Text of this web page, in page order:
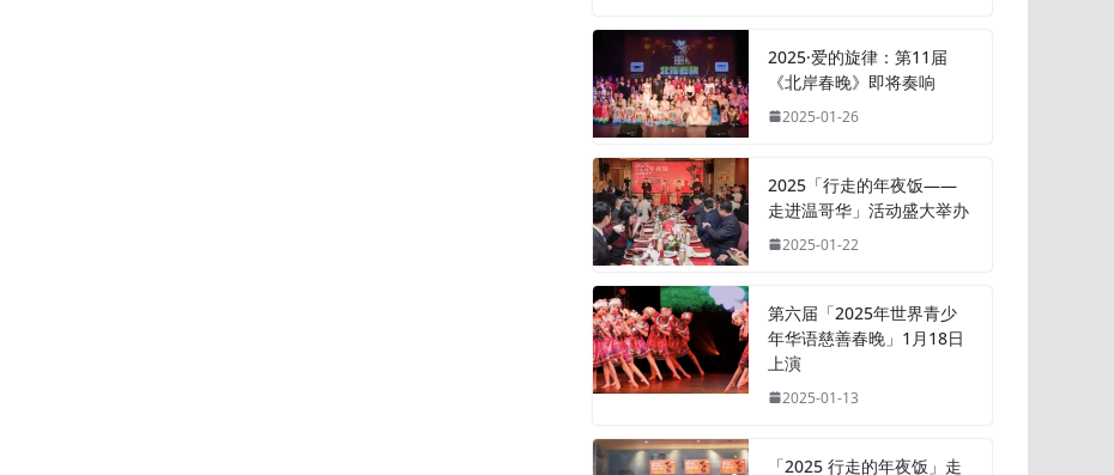
2025·爱的旋律：第11届
《北岸春晚》即将奏响
2025-01-26
2025「行走的年夜饭——
走进温哥华」活动盛大举办
2025-01-22
第六届「2025年世界青少
年华语慈善春晚」1月18日
上演
2025-01-13
「2025 行走的年夜饭」走